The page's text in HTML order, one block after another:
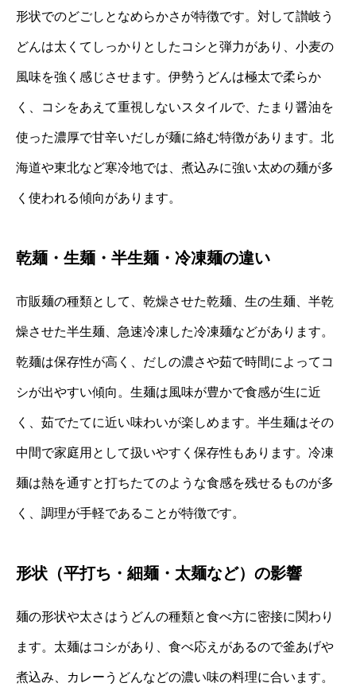
形状でのどごしとなめらかさが特徴です。対して讃岐う
どんは太くてしっかりとしたコシと弾力があり、小麦の
風味を強く感じさせます。伊勢うどんは極太で柔らか
く、コシをあえて重視しないスタイルで、たまり醤油を
使った濃厚で甘辛いだしが麺に絡む特徴があります。北
海道や東北など寒冷地では、煮込みに強い太めの麺が多
く使われる傾向があります。
乾麺・生麺・半生麺・冷凍麺の違い
市販麺の種類として、乾燥させた乾麺、生の生麺、半乾
燥させた半生麺、急速冷凍した冷凍麺などがあります。
乾麺は保存性が高く、だしの濃さや茹で時間によってコ
シが出やすい傾向。生麺は風味が豊かで食感が生に近
く、茹でたてに近い味わいが楽しめます。半生麺はその
中間で家庭用として扱いやすく保存性もあります。冷凍
麺は熱を通すと打ちたてのような食感を残せるものが多
く、調理が手軽であることが特徴です。
形状（平打ち・細麺・太麺など）の影響
麺の形状や太さはうどんの種類と食べ方に密接に関わり
ます。太麺はコシがあり、食べ応えがあるので釜あげや
煮込み、カレーうどんなどの濃い味の料理に合います。